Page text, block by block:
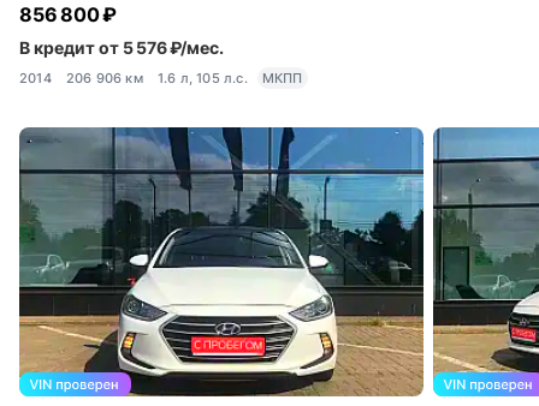
856 800 ₽
В кредит от 5 576 ₽/мес.
2014 206 906 км 1.6 л, 105 л.с. МКПП